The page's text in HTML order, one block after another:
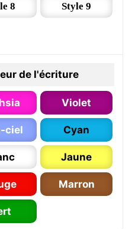
8 Style 9
de l'écriture
Violet
ciel Cyan
Jaune
Marron